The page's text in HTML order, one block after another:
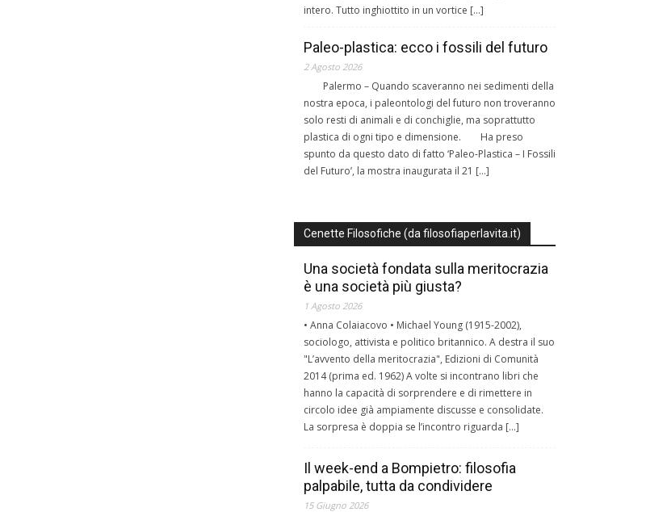
intero. Tutto inghiottito in un vortice […]
Paleo-plastica: ecco i fossili del futuro
2 Agosto 2026
Palermo – Quando scaveranno nei sedimenti della
nostra epoca, i paleontologi del futuro non troveranno
solo resti di animali e di conchiglie, ma soprattutto
plastica di ogni tipo e dimensione. Ha preso
spunto da questo dato di fatto ‘Paleo-Plastica – I Fossili
del Futuro’, la mostra inaugurata il 21 […]
Cenette Filosofiche (da filosofiaperlavita.it)
Una società fondata sulla meritocrazia
è una società più giusta?
1 Agosto 2026
• Anna Colaiacovo • Michael Young (1915-2002),
sociologo, attivista e politico britannico. A destra il suo
"L’avvento della meritocrazia", Edizioni di Comunità
2014 (prima ed. 1962) A volte si incontrano libri che
hanno la capacità di sorprendere e di rimettere in
circolo idee già ampiamente discusse e consolidate.
La sorpresa è doppia se l’incontro riguarda […]
Il week-end a Bompietro: filosofia
palpabile, tutta da condividere
15 Giugno 2026